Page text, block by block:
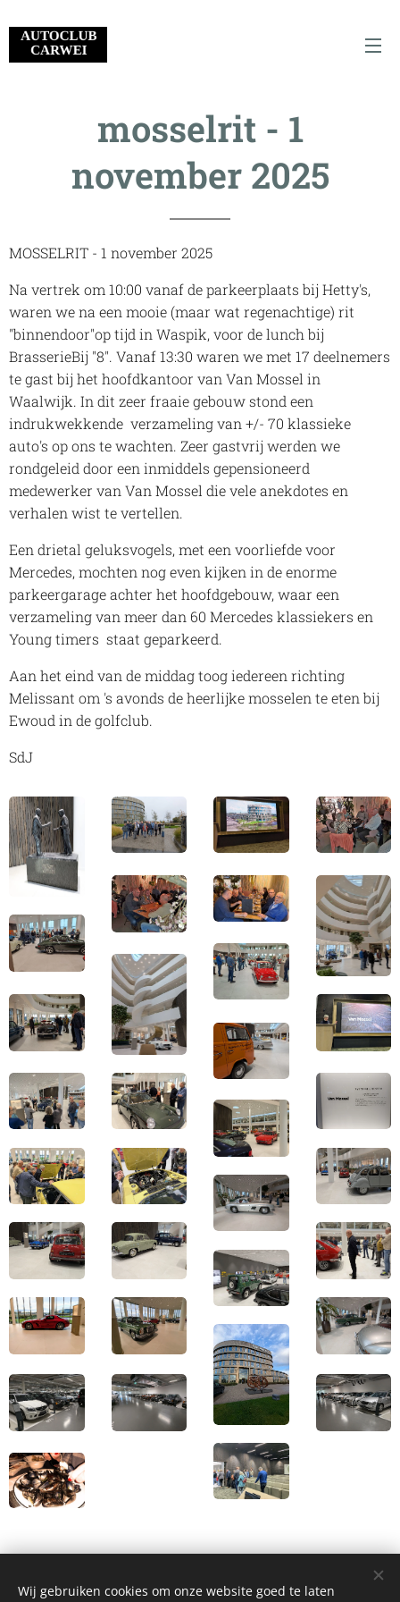
mosselrit - 1
november 2025
MOSSELRIT - 1 november 2025
Na vertrek om 10:00 vanaf de parkeerplaats bij Hetty's,
waren we na een mooie (maar wat regenachtige) rit
"binnendoor"op tijd in Waspik, voor de lunch bij
BrasserieBij "8". Vanaf 13:30 waren we met 17 deelnemers
te gast bij het hoofdkantoor van Van Mossel in
Waalwijk. In dit zeer fraaie gebouw stond een
indrukwekkende verzameling van +/- 70 klassieke
auto's op ons te wachten. Zeer gastvrij werden we
rondgeleid door een inmiddels gepensioneerd
medewerker van Van Mossel die vele anekdotes en
verhalen wist te vertellen.
Een drietal geluksvogels, met een voorliefde voor
Mercedes, mochten nog even kijken in de enorme
parkeergarage achter het hoofdgebouw, waar een
verzameling van meer dan 60 Mercedes klassiekers en
Young timers staat geparkeerd.
Aan het eind van de middag toog iedereen richting
Melissant om 's avonds de heerlijke mosselen te eten bij
Ewoud in de golfclub.
SdJ
Wij gebruiken cookies om onze website goed te laten